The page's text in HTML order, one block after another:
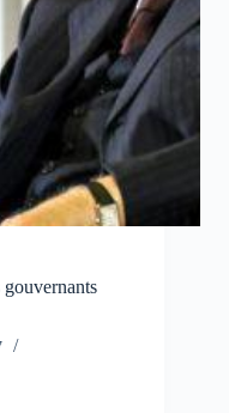
gouvernants